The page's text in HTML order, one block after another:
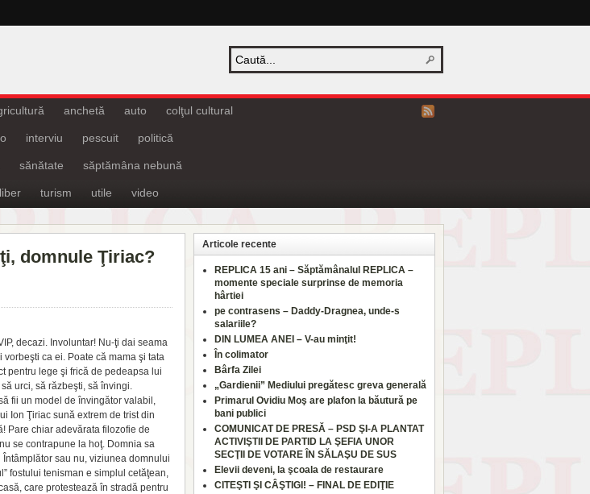
anchetă auto colţul cultural
interviu pescuit politică
sănătate săptămâna nebună
turism utile video
domnule Ţiriac?
decazi. Involuntar! Nu-ţi dai seama
ca ei. Poate că mama şi tata
pentru lege şi frică de pedeapsa lui
urci, să răzbeşti, să învingi.
fii un model de învingător valabil,
Ion Ţiriac sună extrem de trist din
Pare chiar adevărata filozofie de
se contrapune la hoţ. Domnia sa
sau nu, viziunea dom­nului
fostului tenisman e simplul cetăţean,
care protestează în stradă pentru
Articole recente
REPLICA 15 ani – Săptămânalul REPLICA –
momente speciale surprinse de memoria
hârtiei
pe contrasens – Daddy-Dragnea, unde-s
salariile?
DIN LUMEA ANEI – V-au minţit!
În colimator
Bârfa Zilei
„Gardienii” Mediului pregătesc greva generală
Primarul Ovidiu Moş are plafon la băutură pe
bani publici
COMUNICAT DE PRESĂ – PSD ŞI-A PLANTAT
ACTIVIŞTII DE PARTID LA ŞEFIA UNOR
SECŢII DE VOTARE ÎN SĂLAŞU DE SUS
Elevii deveni, la şcoala de restaurare
CITEŞTI ŞI CÂŞTIGI! – FINAL DE EDIŢIE